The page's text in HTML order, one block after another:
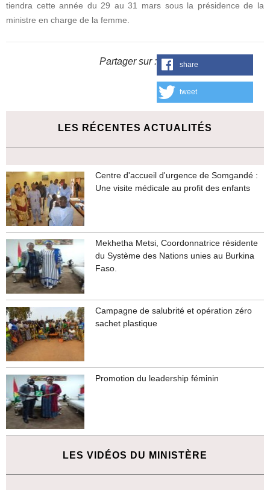
tiendra cette année du 29 au 31 mars sous la présidence de la
ministre en charge de la femme.
Partager sur : share
tweet
LES RÉCENTES ACTUALITÉS
Centre d'accueil d'urgence de Somgandé :
Une visite médicale au profit des enfants
Mekhetha Metsi, Coordonnatrice résidente
du Système des Nations unies au Burkina
Faso.
Campagne de salubrité et opération zéro
sachet plastique
Promotion du leadership féminin
LES VIDÉOS DU MINISTÈRE